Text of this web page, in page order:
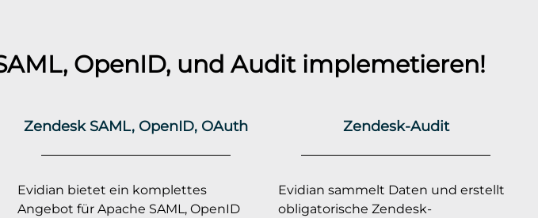
OpenID, und Audit implemetieren!
Zendesk SAML, OpenID, OAuth
Evidian bietet ein komplettes
Angebot für Apache SAML, OpenID
Zendesk-Audit
Evidian sammelt Daten und erstellt
obligatorische Zendesk-